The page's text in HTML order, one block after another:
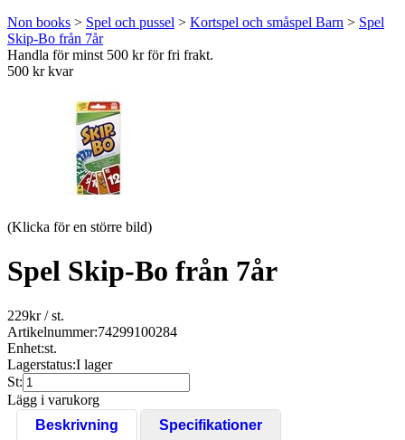
Non books > Spel och pussel > Kortspel och småspel Barn > Spel
Skip-Bo från 7år
Handla för minst 500 kr för fri frakt.
500 kr kvar
(Klicka för en större bild)
Spel Skip-Bo från 7år
229kr/ st.
Artikelnummer:74299100284
Enhet:st.
Lagerstatus:I lager
St:
Lägg i varukorg
Beskrivning
Specifikationer